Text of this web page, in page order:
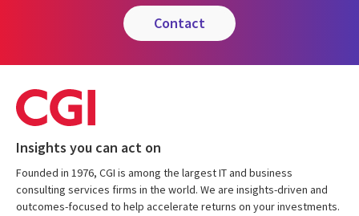
contact
Insights you can act on
Founded in 1976, CGI is among the largest IT and business
consulting services firms in the world. We are insights-driven and
outcomes-focused to help accelerate returns on your investments.